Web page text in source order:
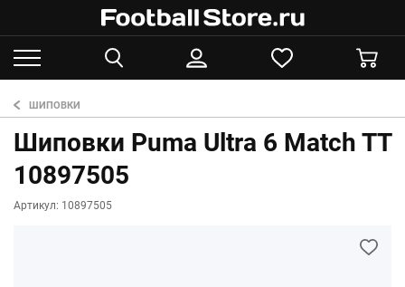
ШИПОВКИ
Шиповки Puma Ultra 6 Match TT
10897505
Артикул: 10897505